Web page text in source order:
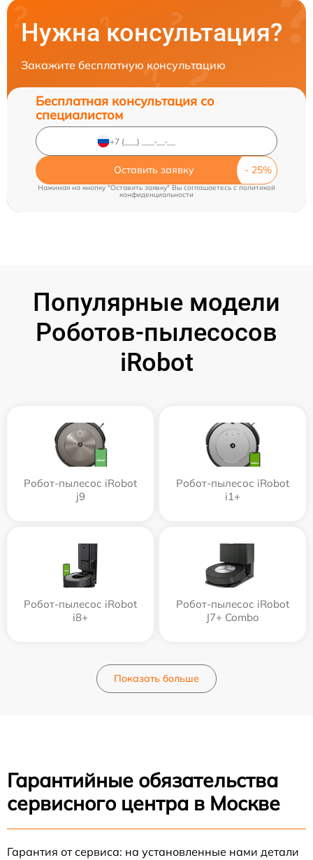
Нужна консультация?
Закажите бесплатную консультацию
Бесплатная консультация со
специалистом
Оставить заявку
Нажимая на кнопку "Оставить заявку" Вы соглашаетесь c политикой
конфиденциальности
Популярные модели
Роботов-пылесосов
iRobot
Робот-пылесос iRobot
j9
Робот-пылесос iRobot
i1+
Робот-пылесос iRobot
i8+
Робот-пылесос iRobot
J7+ Combo
Показать больше
Гарантийные обязательства
сервисного центра в Москве
Гарантия от сервиса: на установленные нами детали